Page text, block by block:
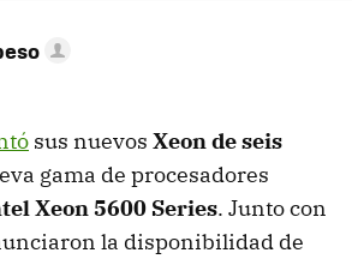
sus nuevos Xeon de seis
gama de procesadores
Xeon 5600 Series. Junto con
la disponibilidad de